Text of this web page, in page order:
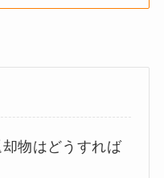
物はどうすれば